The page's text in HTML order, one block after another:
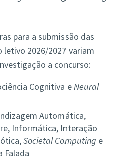
para a submissão das
letivo 2026/2027 variam
a concurso:
Cognitiva eNeural
Automática,
Informática, Interação
Societal Computing e
Falada